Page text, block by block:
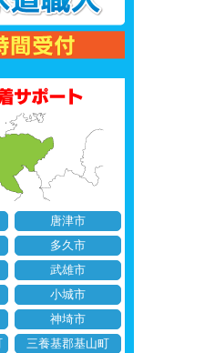
唐津市
多久市
武雄市
小城市
神埼市
三養基郡基山町